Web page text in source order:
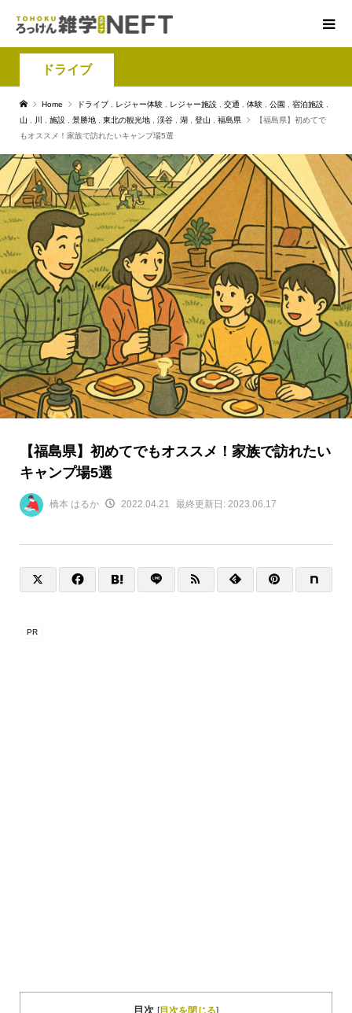
ドライブ
Home ドライブ レジャー体験 レジャー施設 交通 体験 公園 宿泊施設
山
川 施設 景勝地 東北の観光地 渓谷 湖 登山 福島県
【福島県】初めてで
もオススメ！家族で訪れたいキャンプ場5選
【福島県】初めてでもオススメ！家族で訪れたい
キャンプ場5選
橋本 はるか 2022.04.21 最終更新日: 2023.06.17
目次 [目次を閉じる]